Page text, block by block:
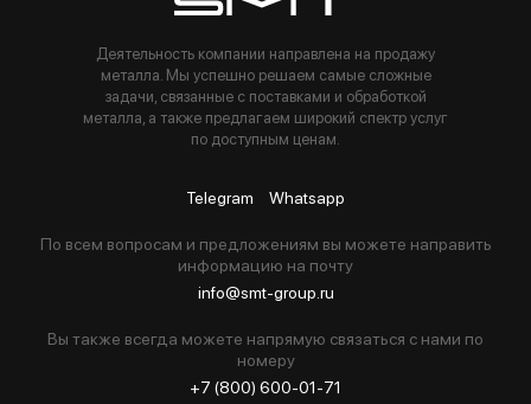
Деятельность компании направлена на продажу
металла. Мы успешно решаем самые сложные
задачи, связанные с поставками и обработкой
металла, а также предлагаем широкий спектр услуг
по доступным ценам.
Telegram Whatsapp
По всем вопросам и предложениям вы можете направить
информацию на почту
info@smt-group.ru
Вы также всегда можете напрямую связаться с нами по
номеру
+7 (800) 600-01-71